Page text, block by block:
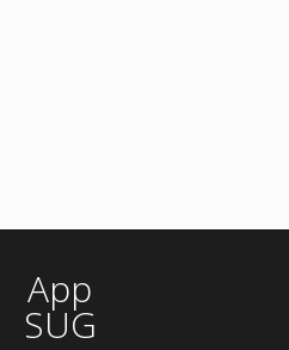
App
SUG